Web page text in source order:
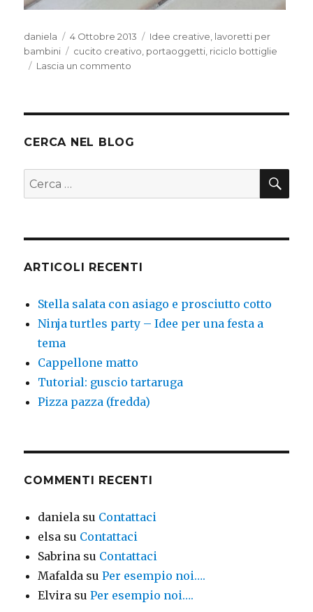
Autore
daniela
Pubblicato
4 Ottobre 2013 Categorie
Idee creative, lavoretti per
bambini
Tag
cucito creativo, portaoggetti, riciclo bottiglie
Lascia un commento
di
CERCA NEL BLOG
Cerca:
ARTICOLI RECENTI
Stella salata con asiago e prosciutto cotto
Ninja turtles party – Idee per una festa a
tema
Cappellone matto
Tutorial: guscio tartaruga
Pizza pazza (fredda)
COMMENTI RECENTI
daniela su Contattaci
elsa su Contattaci
Sabrina su Contattaci
Mafalda suPer esempio noi….
Elvira suPer esempio noi….